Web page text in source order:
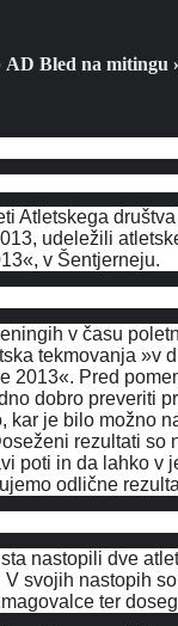
AD Bled na mitingu
Atletskega
udeležili
v Šentjerneju.
v času
tekmovanja »v
2013«. Pred
dobro preveriti
kar je bilo možno
rezultati so
poti in da lahko v
odlične
nastopili dve
V svojih nastopih
ter